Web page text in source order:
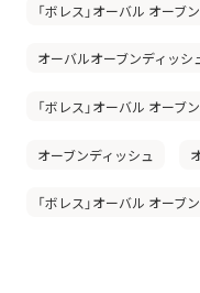
「ボレス」オーバル オーブ
オーバルオーブンディッシ
「ボレス」オーバル オーブ
オーブンディッシュ
「ボレス」オーバル オーブ